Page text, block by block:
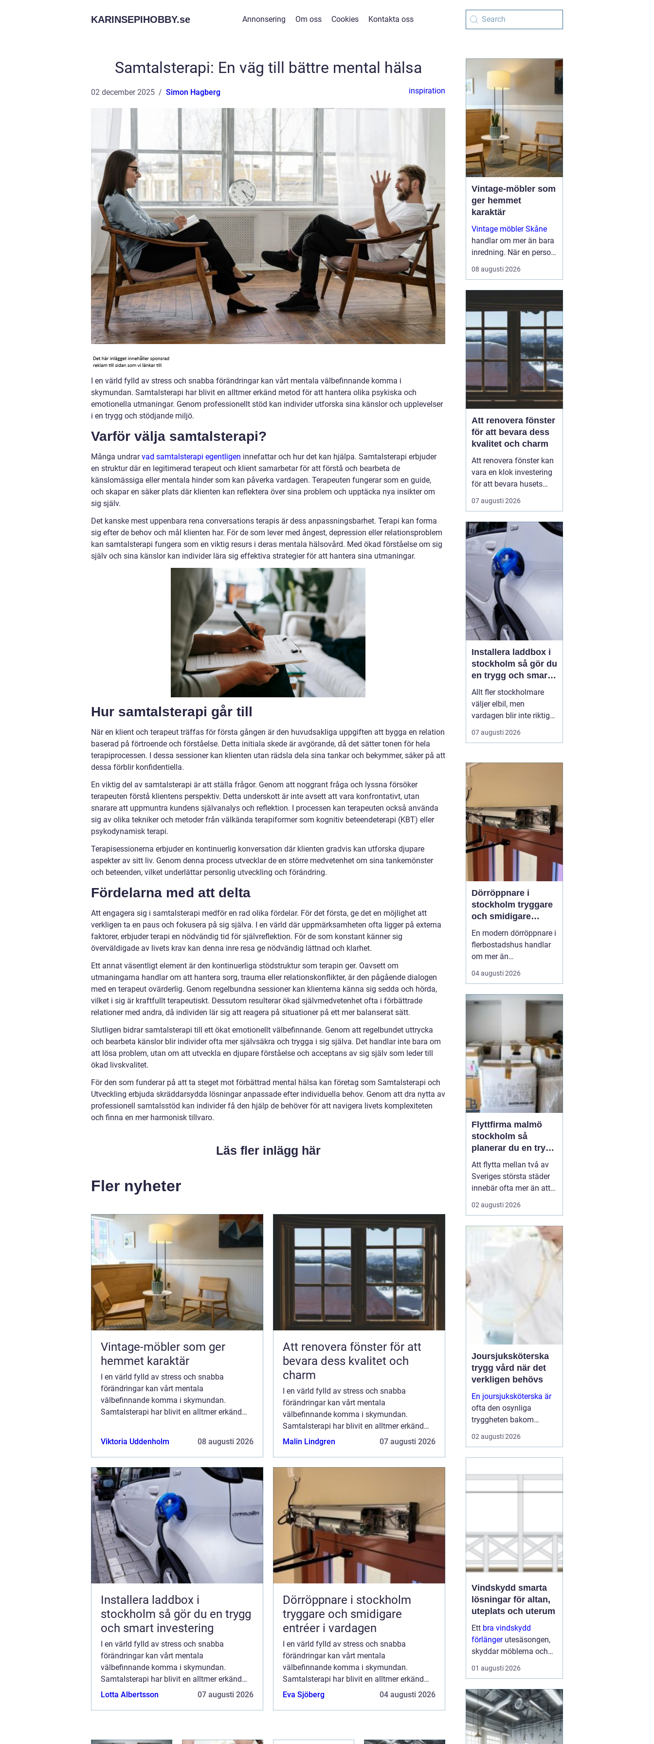
KARINSEPIHOBBY.se Annonsering Om oss Cookies Kontakta oss
Samtalsterapi: En väg till bättre mental hälsa
02 december 2025 Simon Hagberg inspiration
I en värld fylld av stress och snabba förändringar kan vårt mentala välbefinnande komma i
skymundan. Samtalsterapi har blivit en alltmer erkänd metod för att hantera olika psykiska och
emotionella utmaningar. Genom professionellt stöd kan individer utforska sina känslor och upplevelser
i en trygg och stödjande miljö.
Varför välja samtalsterapi?
Många undrarvad samtalsterapi egentligen innefattar och hur det kan hjälpa. Samtalsterapi erbjuder
en struktur där en legitimerad terapeut och klient samarbetar för att förstå och bearbeta de
känslomässiga eller mentala hinder som kan påverka vardagen. Terapeuten fungerar som en guide,
och skapar en säker plats där klienten kan reflektera över sina problem och upptäcka nya insikter om
sig själv.
Det kanske mest uppenbara rena conversations terapis är dess anpassningsbarhet. Terapi kan forma
sig efter de behov och mål klienten har. För de som lever med ångest, depression eller relationsproblem
kan samtalsterapi fungera som en viktig resurs i deras mentala hälsovård. Med ökad förståelse om sig
själv och sina känslor kan individer lära sig effektiva strategier för att hantera sina utmaningar.
Hur samtalsterapi går till
När en klient och terapeut träffas för första gången är den huvudsakliga uppgiften att bygga en relation
baserad på förtroende och förståelse. Detta initiala skede är avgörande, då det sätter tonen för hela
terapiprocessen. I dessa sessioner kan klienten utan rädsla dela sina tankar och bekymmer, säker på att
dessa förblir konfidentiella.
En viktig del av samtalsterapi är att ställa frågor. Genom att noggrant fråga och lyssna försöker
terapeuten förstå klientens perspektiv. Detta underskott är inte avsett att vara konfrontativt, utan
snarare att uppmuntra kundens självanalys och reflektion. I processen kan terapeuten också använda
sig av olika tekniker och metoder från välkända terapiformer som kognitiv beteendeterapi (KBT) eller
psykodynamisk terapi.
Terapisessionerna erbjuder en kontinuerlig konversation där klienten gradvis kan utforska djupare
aspekter av sitt liv. Genom denna process utvecklar de en större medvetenhet om sina tankemönster
och beteenden, vilket underlättar personlig utveckling och förändring.
Fördelarna med att delta
Att engagera sig i samtalsterapi medför en rad olika fördelar. För det första, ge det en möjlighet att
verkligen ta en paus och fokusera på sig själva. I en värld där uppmärksamheten ofta ligger på externa
faktorer, erbjuder terapi en nödvändig tid för självreflektion. För de som konstant känner sig
överväldigade av livets krav kan denna inre resa ge nödvändig lättnad och klarhet.
Ett annat väsentligt element är den kontinuerliga stödstruktur som terapin ger. Oavsett om
utmaningarna handlar om att hantera sorg, trauma eller relationskonflikter, är den pågående dialogen
med en terapeut ovärderlig. Genom regelbundna sessioner kan klienterna känna sig sedda och hörda,
vilket i sig är kraftfullt terapeutiskt. Dessutom resulterar ökad självmedvetenhet ofta i förbättrade
relationer med andra, då individen lär sig att reagera på situationer på ett mer balanserat sätt.
Slutligen bidrar samtalsterapi till ett ökat emotionellt välbefinnande. Genom att regelbundet uttrycka
och bearbeta känslor blir individer ofta mer självsäkra och trygga i sig själva. Det handlar inte bara om
att lösa problem, utan om att utveckla en djupare förståelse och acceptans av sig själv som leder till
ökad livskvalitet.
För den som funderar på att ta steget mot förbättrad mental hälsa kan företag som Samtalsterapi och
Utveckling erbjuda skräddarsydda lösningar anpassade efter individuella behov. Genom att dra nytta av
professionell samtalsstöd kan individer få den hjälp de behöver för att navigera livets komplexiteten
och finna en mer harmonisk tillvaro.
Läs fler inlägg här
Fler nyheter
Vintage-möbler som ger
hemmet karaktär
I en värld fylld av stress och snabba
förändringar kan vårt mentala
välbefinnande komma i skymundan.
Samtalsterapi har blivit en alltmer erkänd
Viktoria Uddenholm 08 augusti 2026
Att renovera fönster för att
bevara dess kvalitet och
charm
I en värld fylld av stress och snabba
förändringar kan vårt mentala
välbefinnande komma i skymundan.
Samtalsterapi har blivit en alltmer erkänd
metod för att hantera olika psykiska och
Malin Lindgren 07 augusti 2026
Installera laddbox i
stockholm så gör du en trygg
och smart investering
I en värld fylld av stress och snabba
förändringar kan vårt mentala
välbefinnande komma i skymundan.
Samtalsterapi har blivit en alltmer erkänd
metod för att hantera olika psykiska och
Lotta Albertsson 07 augusti 2026
Dörröppnare i stockholm
tryggare och smidigare
entréer i vardagen
I en värld fylld av stress och snabba
förändringar kan vårt mentala
välbefinnande komma i skymundan.
Samtalsterapi har blivit en alltmer erkänd
metod för att hantera olika psykiska och
Eva Sjöberg 04 augusti 2026
Vintage-möbler som
ger hemmet
karaktär
Vintage möbler Skåne
handlar om mer än bara
inredning. När en person
väljer en äldre stol, ett
sidobord i teak eller en
08 augusti 2026
Att renovera fönster
för att bevara dess
kvalitet och charm
Att renovera fönster kan
vara en klok investering
för att bevara husets
ursprungliga charm
samtidigt som man ökar
Göteborgs Fönster är ett
företag med lång
erfarenhet av att
renovera och ...
07 augusti 2026
Installera laddbox i
stockholm så gör du
en trygg och smart
investering
Allt fler stockholmare
väljer elbil, men
vardagen blir inte riktigt
smidig förrän
laddningen fungerar
föreningen eller på
laddbox Stockholm
07 augusti 2026
Dörröppnare i
stockholm tryggare
och smidigare
entréer i vardagen
En modern dörröppnare i
flerbostadshus handlar
om mer än
bekvämlighet. Rätt
lösning ökar
slitaget på dörrar och
och besökare. När
många människor
passerar samma entré
varje dag blir ...
04 augusti 2026
Flyttfirma malmö
stockholm så
planerar du en trygg
flytt mellan städerna
Att flytta mellan två av
Sveriges största städer
innebär ofta mer än att
bara bära kartonger.
Många ska samordna
och ibland även
magasinering av möbler.
02 augusti 2026
Joursjuksköterska
trygg vård när det
verkligen behövs
En joursjuksköterska är
ofta den osynliga
tryggheten bakom
många kommuners,
privata vårdgivares och
vårdcentraler har stängt,
hemtjänsten behöver
02 augusti 2026
Vindskydd smarta
lösningar för altan,
uteplats och uterum
Ett bra vindskydd
förlängerutesäsongen,
skyddar möblerna och
gör altanen mer
ombonad utan att
upptäcker att ett
genomtänkt vindskydd
kan ge nästan samma
känsla som...
01 augusti 2026